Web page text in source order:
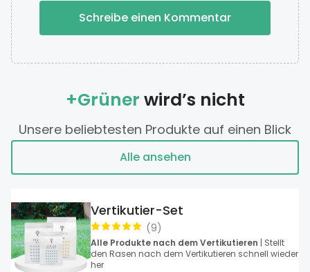
Schreibe einen Kommentar
+Grüner wird’s nicht
Unsere beliebtesten Produkte auf einen Blick
Alle ansehen
(9)
Vertikutier-Set
Alle Produkte nach dem Vertikutieren | Stellt
den Rasen nach dem Vertikutieren schnell wieder
her